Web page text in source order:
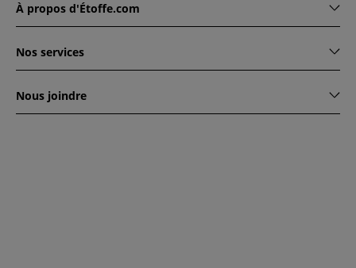
À propos d'Étoffe.com
Nos services
Nous joindre